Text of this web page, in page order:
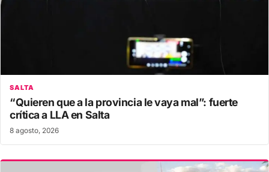
SALTA
“Quieren que a la provincia le vaya mal”: fuerte
crítica a LLA en Salta
8 agosto, 2026